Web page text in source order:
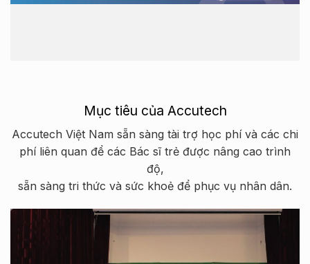
Mục tiêu của Accutech
Accutech Việt Nam sẵn sàng tài trợ học phí và các chi
phí liên quan để các Bác sĩ trẻ được nâng cao trình
độ,
sẵn sàng tri thức và sức khoẻ để phục vụ nhân dân.